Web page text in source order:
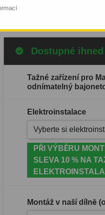
Celý popis produktu
Dostupné ihned
Tažné zařízení pro
odnímatelný
Elektroinstalace
Vyberte si
PŘI VÝBĚRU
SLEVA 10 % NA
Montáž v naší dílně